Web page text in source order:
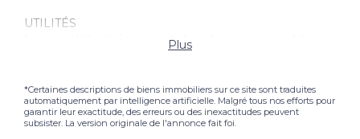
UTILITÉS
La propriété est équipée de tous les services publics.
Excellente comme une deuxième maison, facile à
gérer avec la possibilité de générer des revenus
locatifs, car il y a une personne dédiée dans le
Plus
*Certaines descriptions de biens immobiliers sur ce site sont traduites
automatiquement par intelligence artificielle. Malgré tous nos efforts pour
garantir leur exactitude, des erreurs ou des inexactitudes peuvent
subsister. La version originale de l'annonce fait foi.